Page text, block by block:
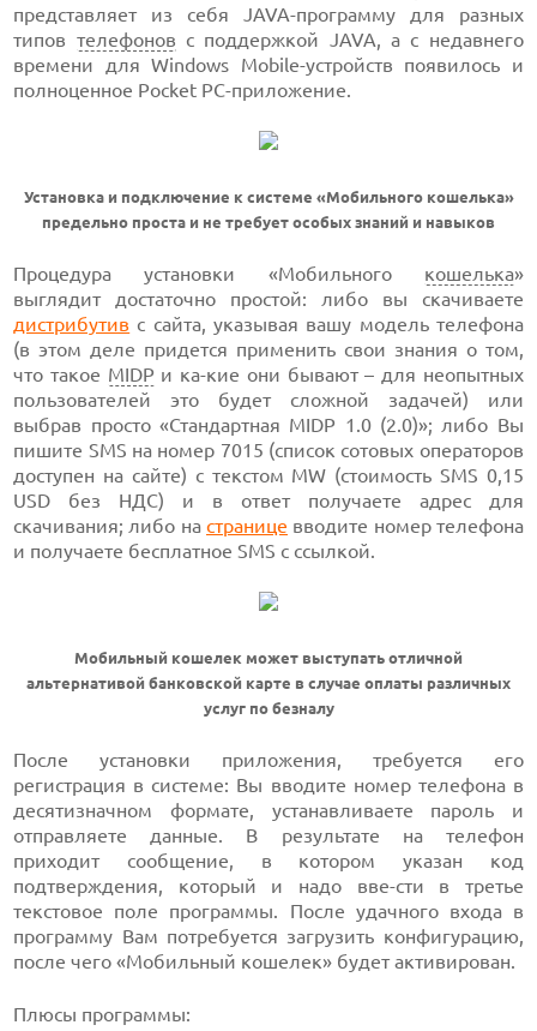
представляет из себя JAVA-программу для разных
типов телефонов с поддержкой JAVA, а с недавнего
времени для Windows Mobile-устройств появилось и
полноценное Pocket PC-приложение.
Установка и подключение к системе «Мобильного кошелька»
предельно проста и не требует особых знаний и навыков
Процедура установки «Мобильного кошелька»
выглядит достаточно простой: либо вы скачиваете
дистрибутив с сайта, указывая вашу модель телефона
(в этом деле придется применить свои знания о том,
что такое MIDP и ка-кие они бывают – для неопытных
пользователей это будет сложной задачей) или
выбрав просто «Стандартная MIDP 1.0 (2.0)»; либо Вы
пишите SMS на номер 7015 (список сотовых операторов
доступен на сайте) с текстом MW (стоимость SMS 0,15
USD без НДС) и в ответ получаете адрес для
скачивания; либо на странице вводите номер телефона
и получаете бесплатное SMS с ссылкой.
Мобильный кошелек может выступать отличной
альтернативой банковской карте в случае оплаты различных
услуг по безналу
После установки приложения, требуется его
регистрация в системе: Вы вводите номер телефона в
десятизначном формате, устанавливаете пароль и
отправляете данные. В результате на телефон
приходит сообщение, в котором указан код
подтверждения, который и надо вве-сти в третье
текстовое поле программы. После удачного входа в
программу Вам потребуется загрузить конфигурацию,
после чего «Мобильный кошелек» будет активирован.
Плюсы программы: